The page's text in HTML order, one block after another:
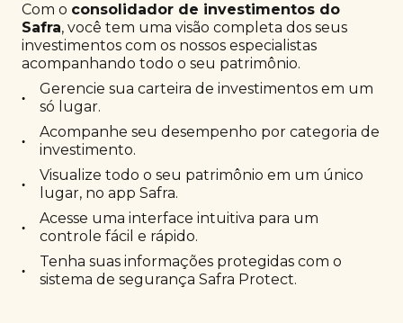
Com o consolidador de investimentos do
Safra, você tem uma visão completa dos seus
investimentos com os nossos especialistas
acompanhando todo o seu patrimônio.
•
Gerencie sua carteira de investimentos em um
só lugar.
•
Acompanhe seu desempenho por categoria de
investimento.
•
Visualize todo o seu patrimônio em um único
lugar, no app Safra.
•
Acesse uma interface intuitiva para um
controle fácil e rápido.
•
Tenha suas informações protegidas com o
sistema de segurança Safra Protect.